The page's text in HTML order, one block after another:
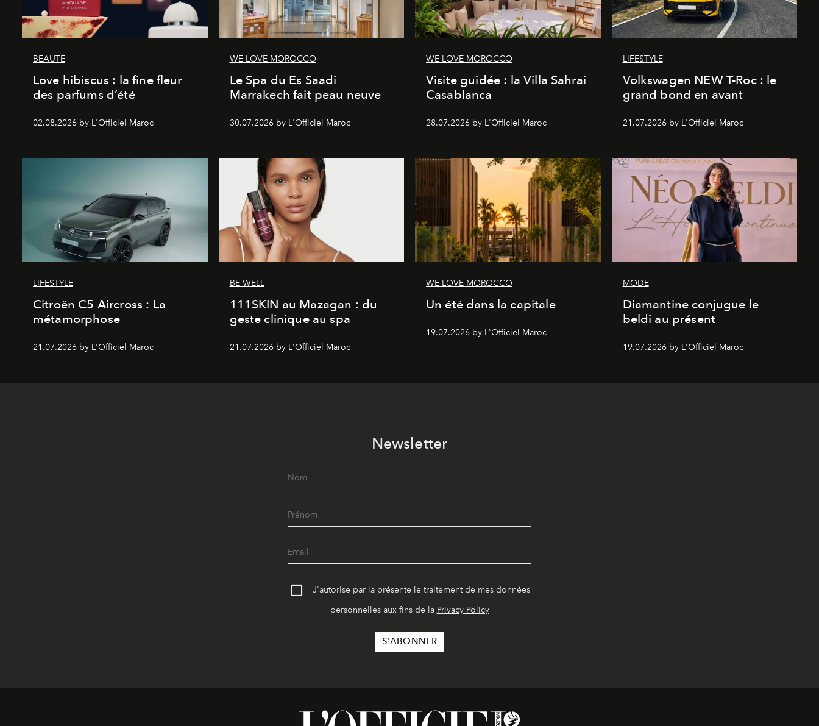
BEAUTÉ
Love hibiscus : la fine fleur
des parfums d’été
02.08.2026 by L'Officiel Maroc
WE LOVE MOROCCO
Le Spa du Es Saadi
Marrakech fait peau neuve
30.07.2026 by L'Officiel Maroc
WE LOVE MOROCCO
Visite guidée : la Villa Sahrai
Casablanca
28.07.2026 by L'Officiel Maroc
LIFESTYLE
Volkswagen NEW T-Roc : le
grand bond en avant
21.07.2026 by L'Officiel Maroc
LIFESTYLE
Citroën C5 Aircross : La
métamorphose
21.07.2026 by L'Officiel Maroc
BE WELL
111SKIN au Mazagan : du
geste clinique au spa
21.07.2026 by L'Officiel Maroc
WE LOVE MOROCCO
Un été dans la capitale
19.07.2026 by L'Officiel Maroc
MODE
Diamantine conjugue le
beldi au présent
19.07.2026 by L'Officiel Maroc
Newsletter
J'autorise par la présente le traitement de mes données
personnelles aux fins de la Privacy Policy